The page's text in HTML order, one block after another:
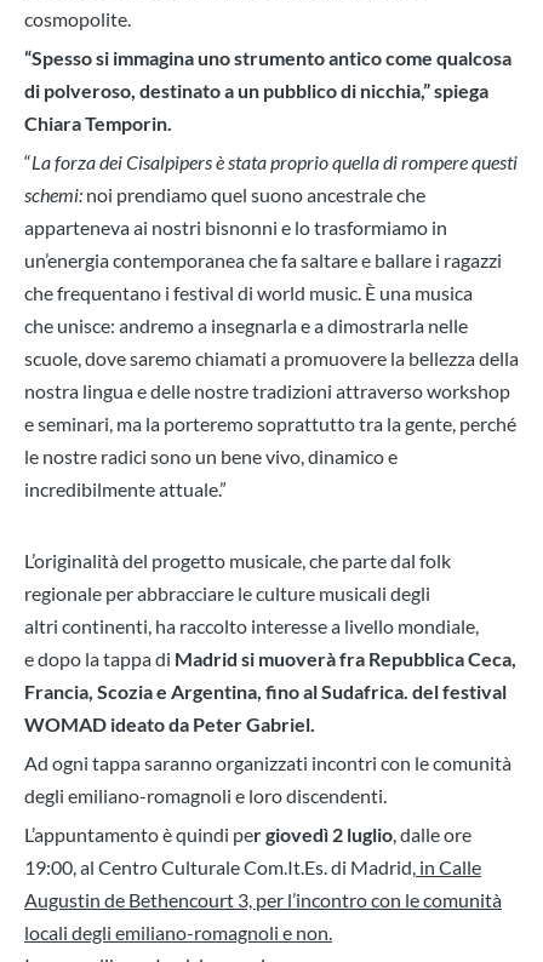
cosmopolite.
“Spesso si immagina uno strumento antico come qualcosa
di polveroso, destinato a un pubblico di nicchia,” spiega
Chiara Temporin.
“La forza dei Cisalpipers è stata proprio quella di rompere questi
schemi: noi prendiamo quel suono ancestrale che
apparteneva ai nostri bisnonni e lo trasformiamo in
un’energia contemporanea che fa saltare e ballare i ragazzi
che frequentano i festival di world music. È una musica
che unisce: andremo a insegnarla e a dimostrarla nelle
scuole, dove saremo chiamati a promuovere la bellezza della
nostra lingua e delle nostre tradizioni attraverso workshop
e seminari, ma la porteremo soprattutto tra la gente, perché
le nostre radici sono un bene vivo, dinamico e
incredibilmente attuale.”
L’originalità del progetto musicale, che parte dal folk
regionale per abbracciare le culture musicali degli
altri continenti, ha raccolto interesse a livello mondiale,
edopo la tappa di Madrid si muoverà fra Repubblica Ceca,
Francia, Scozia e Argentina, fino al Sudafrica. del festival
WOMAD ideato da Peter Gabriel.
Ad ogni tappa saranno organizzati incontri con le comunità
degli emiliano-romagnoli e loro discendenti.
L’appuntamento è quindi per giovedì 2 luglio, dalle ore
19:00, al Centro Culturale Com.It.Es. di Madrid, in Calle
Augustin de Bethencourt 3, per l’incontro con le comunità
locali degli emiliano-romagnoli e non.